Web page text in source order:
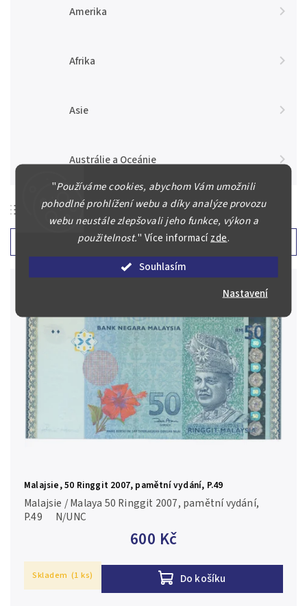
"Používáme cookies, abychom Vám umožnili
pohodlné prohlížení webu a díky analýze provozu
webu neustále zlepšovali jeho funkce, výkon a
použitelnost." Více informacízde.
Souhlasím
Nastavení
Amerika
Afrika
Asie
Austrálie a Oceánie
Nejlevnější
Nejdražší
Nejprodávanější
Chronologicky
Malajsie, 50 Ringgit 2007, pamětní vydání, P.49
600 Kč
Do košíku
Malajsie / Malaya 50 Ringgit 2007, pamětní vydání,
P.49 N/UNC
Skladem (1 ks)